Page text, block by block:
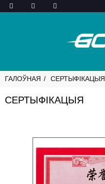
ГАЛОЎНАЯ СЕРТЫФІКАЦЫЯ
СЕРТЫФІКАЦЫЯ